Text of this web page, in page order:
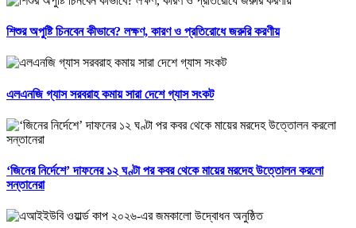
শিশুর অপুষ্টি চিনবেন কীভাবে? লক্ষণ, কারণ ও প্রতিরোধে জরুরি করণীয়
এলএনজি গ্যাস সরবরাহ কমায় সারা দেশে গ্যাস সংকট
‘জিনের নির্দেশে’ দাফনের ১২ ঘণ্টা পর কবর থেকে মায়ের মরদেহ উত্তোলন করলো
সন্তানেরা